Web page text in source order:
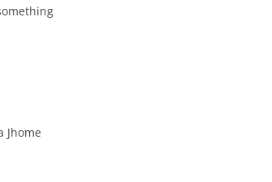
Jhome